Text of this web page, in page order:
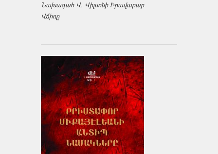
Նախագահ Վ. Վիլսոնի Իրավարար
Վճիռը